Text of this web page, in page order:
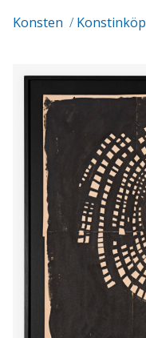
Konsten / Konstinköp